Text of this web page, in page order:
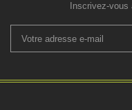
Inscrivez-